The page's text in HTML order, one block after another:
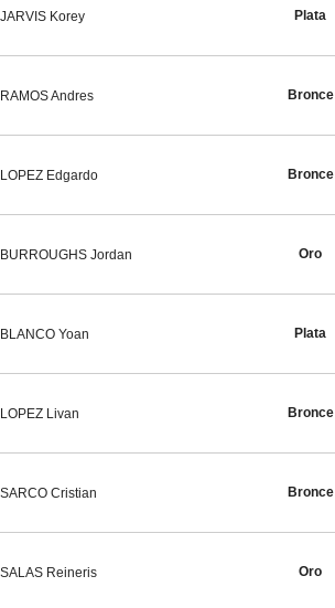
JARVIS Korey Plata
RAMOS Andres Bronce
LOPEZ Edgardo Bronce
BURROUGHS Jordan Oro
BLANCO Yoan Plata
LOPEZ Livan Bronce
SARCO Cristian Bronce
SALAS Reineris Oro